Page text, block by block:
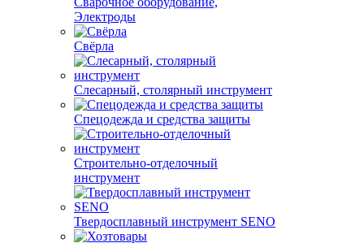
Электроды
Свёрла
Слесарный, столярный инструмент
Спецодежда и средства защиты
Строительно-отделочный
инструмент
Твердосплавный инструмент SENO